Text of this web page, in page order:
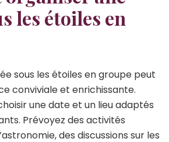
les étoiles en
sous les étoiles en groupe peut
conviviale et enrichissante.
une date et un lieu adaptés
Prévoyez des activités
des discussions sur les